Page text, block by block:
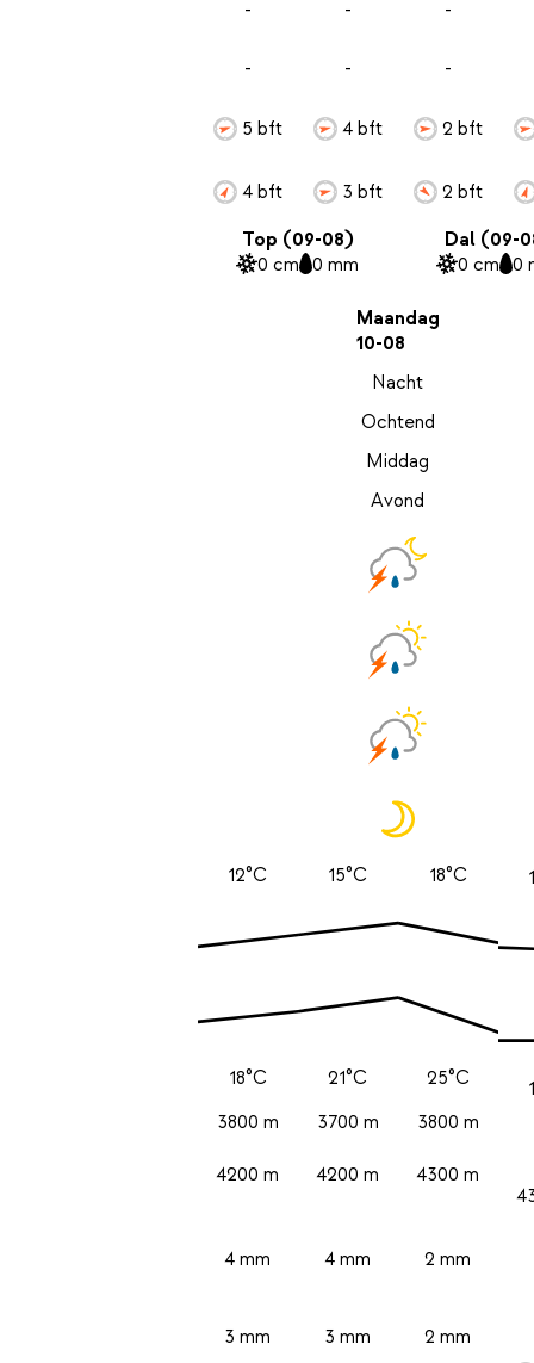
-
-
5 bft
4 bft
-
-
4 bft
3 bft
-
-
2 bft
2 bft
Top (09-08)
0 cm 0 mm
Dal (09-
0 cm 0
Maandag
10-08
Nacht
Ochtend
Middag
Avond
12°C
18°C
3800 m
4200 m
4 mm
3 mm
15°C
21°C
3700 m
4200 m
4 mm
3 mm
18°C
25°C
3800 m
4300 m
2 mm
2 mm